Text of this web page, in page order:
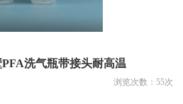
洗气瓶带接头耐高温
浏览次数： 55次